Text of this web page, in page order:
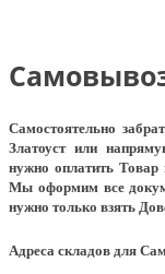
Самостоятельно
Златоуст или
нужно оплатить
Мы оформим все
нужно только взять
Адреса складов для